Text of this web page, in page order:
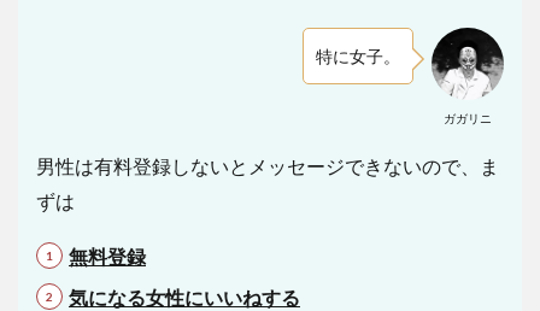
ガガリニ
特に女子。
男性は有料登録しないとメッセージできないので、ま
ずは
無料登録
気になる女性にいいねする